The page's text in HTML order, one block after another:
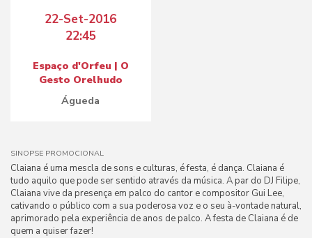
22-Set-2016
22:45
Espaço d'Orfeu | O
Gesto Orelhudo
Águeda
SINOPSE PROMOCIONAL
Claiana é uma mescla de sons e culturas, é festa, é dança. Claiana é
tudo aquilo que pode ser sentido através da música. A par do DJ Filipe,
Claiana vive da presença em palco do cantor e compositor Gui Lee,
cativando o público com a sua poderosa voz e o seu à-vontade natural,
aprimorado pela experiência de anos de palco. A festa de Claiana é de
quem a quiser fazer!